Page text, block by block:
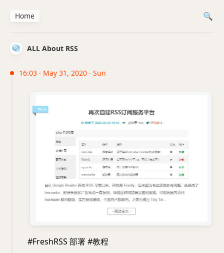
ALL About RSS
16:03 · May 31, 2020 · Sun
#FreshRSS 部署 #教程
Home